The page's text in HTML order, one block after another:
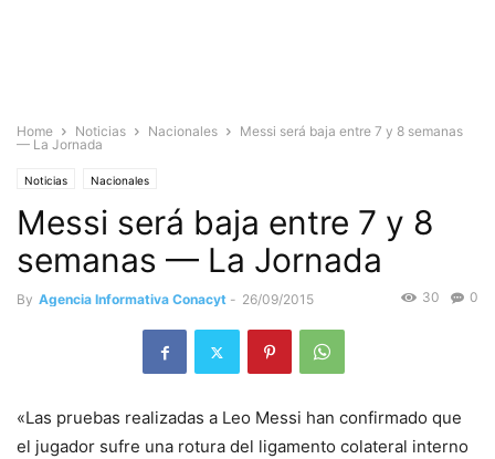
Home Noticias Nacionales
Messi será baja entre 7 y 8 semanas
— La Jornada
Noticias Nacionales
Messi será baja entre 7 y 8
semanas — La Jornada
By Agencia Informativa Conacyt - 26/09/2015 0
30
«Las pruebas realizadas a Leo Messi han confirmado que
el jugador sufre una rotura del ligamento colateral interno